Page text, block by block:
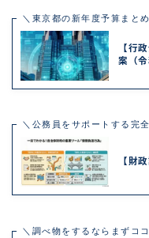
＼東京都の新年度予算まと
【行
案（
＼公務員をサポートする完
【財
＼調べ物をするならまずコ